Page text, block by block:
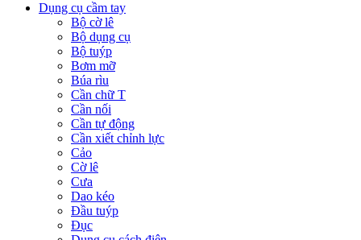
Dụng cụ cầm tay
Bộ cờ lê
Bộ dụng cụ
Bộ tuýp
Bơm mỡ
Búa rìu
Cần chữ T
Cần nối
Cần tự động
Cần xiết chỉnh lực
Cảo
Cờ lê
Cưa
Dao kéo
Đầu tuýp
Đục